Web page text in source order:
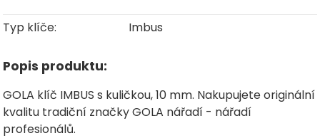
Typ klíče: Imbus
Popis produktu:
GOLA klíč IMBUS s kuličkou, 10 mm. Nakupujete originální
kvalitu tradiční značky GOLA nářadí - nářadí
profesionálů.